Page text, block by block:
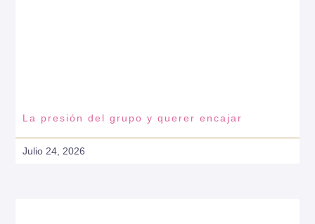
La presión del grupo y querer encajar
Julio 24, 2026